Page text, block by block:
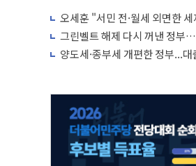
오세훈 "서민 전·월세 외면한 세
편"…용산공원 훼손 안 돼
그린벨트 해제 다시 꺼낸 정부
해소 '단기 효과' 불투명
양도세·종부세 개편한 정부...대